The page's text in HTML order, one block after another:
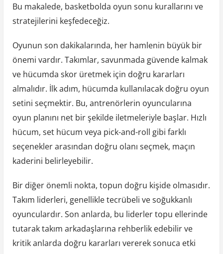
Bu makalede, basketbolda oyun sonu kurallarını ve
stratejilerini keşfedeceğiz.
Oyunun son dakikalarında, her hamlenin büyük bir
önemi vardır. Takımlar, savunmada güvende kalmak
ve hücumda skor üretmek için doğru kararları
almalıdır. İlk adım, hücumda kullanılacak doğru oyun
setini seçmektir. Bu, antrenörlerin oyuncularına
oyun planını net bir şekilde iletmeleriyle başlar. Hızlı
hücum, set hücum veya pick-and-roll gibi farklı
seçenekler arasından doğru olanı seçmek, maçın
kaderini belirleyebilir.
Bir diğer önemli nokta, topun doğru kişide olmasıdır.
Takım liderleri, genellikle tecrübeli ve soğukkanlı
oyunculardır. Son anlarda, bu liderler topu ellerinde
tutarak takım arkadaşlarına rehberlik edebilir ve
kritik anlarda doğru kararları vererek sonuca etki